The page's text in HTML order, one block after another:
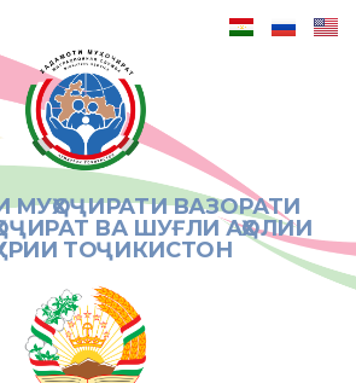
ВАЗОРАТИ
ВА ШУҒЛИ АҲОЛИИ
ТОҶИКИСТОН